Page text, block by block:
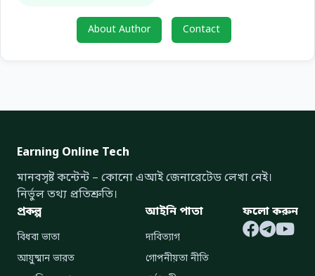
About Author Contact
Earning Online Tech
মানবসৃষ্ট কন্টেন্ট – কোনো এআই জেনারেটেড লেখা নেই।
নির্ভুল তথ্য প্রতিশ্রুতি।
প্রকল্প
বিধবা ভাতা
আয়ুষ্মান ভারত
আইনি পাতা
দাবিত্যাগ
গোপনীয়তা নীতি
ফলো করুন